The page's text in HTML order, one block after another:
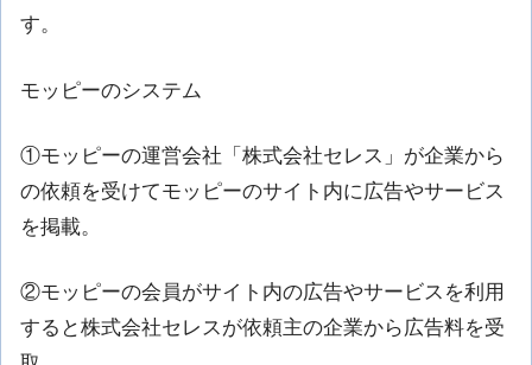
す。
モッピーのシステム
①モッピーの運営会社「株式会社セレス」が企業から
の依頼を受けてモッピーのサイト内に広告やサービス
を掲載。
②モッピーの会員がサイト内の広告やサービスを利用
すると株式会社セレスが依頼主の企業から広告料を受